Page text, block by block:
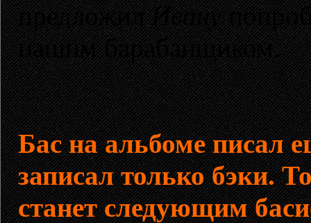
предложилИвану
нашим барабанщиком.
Бас на альбоме писал
записал только бэки.
станет следующим